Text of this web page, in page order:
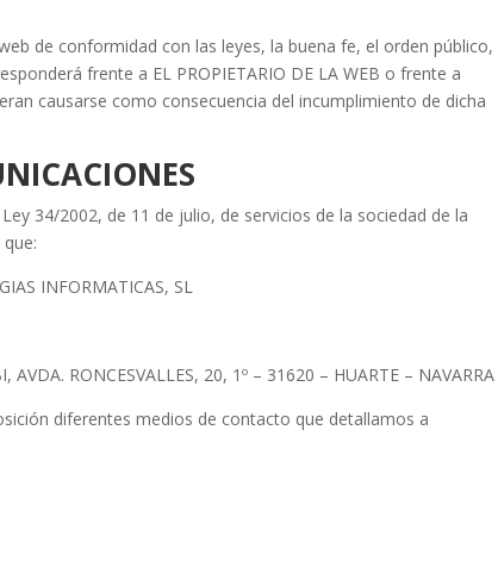
de conformidad con las leyes, la buena fe, el orden público,
frente a EL PROPIETARIO DE LA WEB o frente a
causarse como consecuencia del incumplimiento de dicha
34/2002, de 11 de julio, de servicios de la sociedad de la
INFORMATICAS, SL
RONCESVALLES, 20, 1º – 31620 – HUARTE – NAVARRA
diferentes medios de contacto que detallamos a